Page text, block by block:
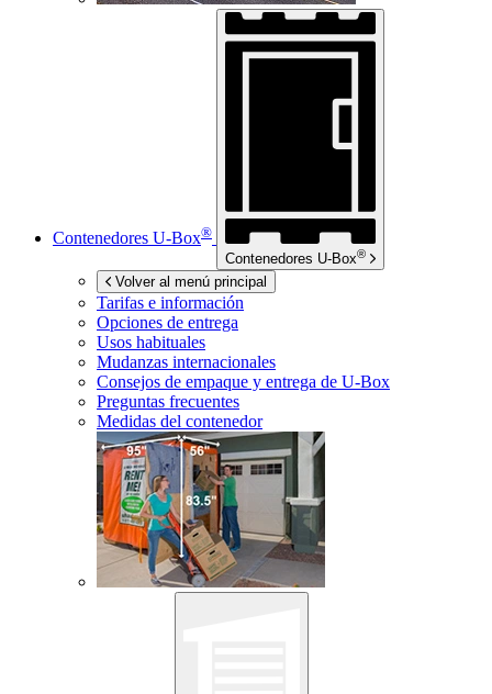
Contenedores U-Box®
Contenedores U-Box®
Volver al menú principal
Tarifas e información
Opciones de entrega
Usos habituales
Mudanzas internacionales
Consejos de empaque y entrega de U-Box
Preguntas frecuentes
Medidas del contenedor